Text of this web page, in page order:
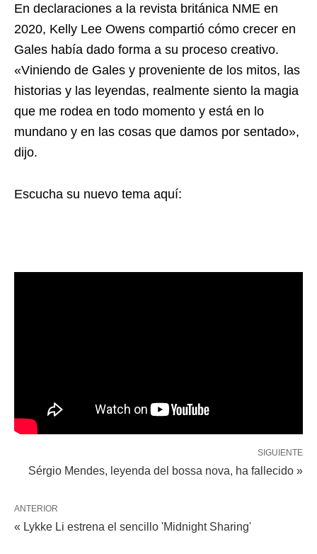
En declaraciones a la revista británica NME en
2020, Kelly Lee Owens compartió cómo crecer en
Gales había dado forma a su proceso creativo.
«Viniendo de Gales y proveniente de los mitos, las
historias y las leyendas, realmente siento la magia
que me rodea en todo momento y está en lo
mundano y en las cosas que damos por sentado»,
dijo.
Escucha su nuevo tema aquí:
SIGUIENTE
Sérgio Mendes, leyenda del bossa nova, ha fallecido »
ANTERIOR
« Lykke Li estrena el sencillo 'Midnight Sharing'